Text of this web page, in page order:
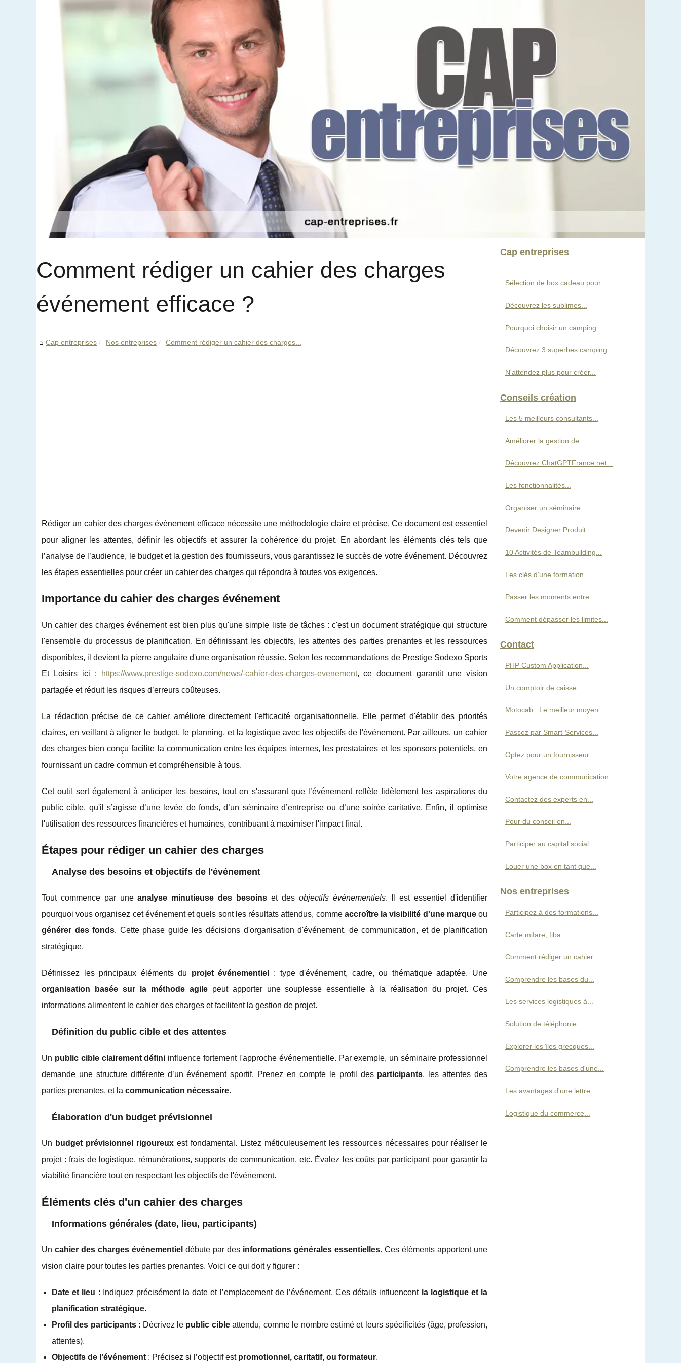
Comment rédiger un cahier des charges
événement efficace ?
Cap entreprises Nos entreprises Comment rédiger un cahier des charges...
Rédiger un cahier des charges événement efficace nécessite une méthodologie claire et précise. Ce document est essentiel
pour aligner les attentes, définir les objectifs et assurer la cohérence du projet. En abordant les éléments clés tels que
l’analyse de l’audience, le budget et la gestion des fournisseurs, vous garantissez le succès de votre événement. Découvrez
les étapes essentielles pour créer un cahier des charges qui répondra à toutes vos exigences.
Importance du cahier des charges événement
Un cahier des charges événement est bien plus qu'une simple liste de tâches : c'est un document stratégique qui structure
l'ensemble du processus de planification. Endéfinissant les objectifs, les attentes des parties prenantes et les ressources
disponibles, il devient la pierre angulaire d'une organisation réussie. Selon les recommandations de Prestige Sodexo Sports
Et Loisirs ici :
https://www.prestige-sodexo.com/news/-cahier-des-charges-evenement, ce document garantit une vision
partagée et réduit les risques d’erreurs coûteuses.
La rédaction précise de ce cahier améliore directement l'efficacité organisationnelle. Elle permet d'établir des priorités
claires, en veillant à aligner le budget, le planning, et la logistique avec les objectifs de l'événement. Par ailleurs, un cahier
des charges bien conçu facilite la communication entre les équipes internes, les prestataires et les sponsors potentiels, en
fournissant un cadre commun et compréhensible à tous.
Cet outil sert également à anticiper les besoins, tout en s'assurant que l’événement reflète fidèlement les aspirations du
public cible, qu'il s’agisse d’une levée de fonds, d’un séminaire d’entreprise ou d’une soirée caritative. Enfin, il optimise
l'utilisation des ressources financières et humaines, contribuant à maximiser l'impact final.
Étapes pour rédiger un cahier des charges
Analyse des besoins et objectifs de l'événement
Tout commence par uneanalyse minutieuse des besoins et des objectifs événementiels. Il est essentiel d'identifier
pourquoi vous organisez cet événement et quels sont les résultats attendus, comme accroître la visibilité d'une marqueou
générer des fonds. Cette phase guide les décisions d'organisation d'événement, de communication, et de planification
stratégique.
Définissez les principaux éléments du projet événementiel
: type d'événement, cadre, ou thématique adaptée. Une
organisation basée sur la méthode agilepeut apporter une souplesse essentielle à la réalisation du projet. Ces
informations alimentent le cahier des charges et facilitent la gestion de projet.
Définition du public cible et des attentes
Un public cible clairement défini influence fortement l'approche événementielle. Par exemple, un séminaire professionnel
demande une structure différente d’un événement sportif. Prenez en compte le profil des participants, les attentes des
parties prenantes, et la communication nécessaire.
Élaboration d'un budget prévisionnel
Un budget prévisionnel rigoureux est fondamental. Listez méticuleusement les ressources nécessaires pour réaliser le
projet : frais de logistique, rémunérations, supports de communication, etc. Évalez les coûts par participant pour garantir la
viabilité financière tout en respectant les objectifs de l'événement.
Éléments clés d'un cahier des charges
Informations générales (date, lieu, participants)
Un cahier des charges événementiel débute par des informations générales essentielles. Ces éléments apportent une
vision claire pour toutes les parties prenantes. Voici ce qui doit y figurer :
Date et lieu : Indiquez précisément la date et l’emplacement de l’événement. Ces détails influencent la logistique et la
planification stratégique.
Profil des participants: Décrivez le public cibleattendu, comme le nombre estimé et leurs spécificités (âge, profession,
attentes).
Objectifs de l’événement : Précisez si l’objectif est promotionnel, caritatif, ou formateur.
Cap entreprises
Sélection de box cadeau pour...
Découvrez les sublimes...
Pourquoi choisir un camping...
Découvrez 3 superbes camping...
N'attendez plus pour créer...
Conseils création
Les 5 meilleurs consultants...
Améliorer la gestion de...
Découvrez ChatGPTFrance.net...
Les fonctionnalités...
Organiser un séminaire...
Devenir Designer Produit :...
10 Activités de Teambuilding...
Les clés d'une formation...
Passer les moments entre...
Comment dépasser les limites...
Contact
PHP Custom Application...
Un comptoir de caisse...
Motocab : Le meilleur moyen...
Passez par Smart-Services...
Optez pour un fournisseur...
Votre agence de communication...
Contactez des experts en...
Pour du conseil en...
Participer au capital social...
Louer une box en tant que...
Nos entreprises
Participez à des formations...
Carte mifare, fiba :...
Comment rédiger un cahier...
Comprendre les bases du...
Les services logistiques à...
Solution de téléphonie...
Explorer les îles grecques...
Comprendre les bases d'une...
Les avantages d'une lettre...
Logistique du commerce...